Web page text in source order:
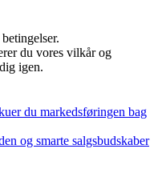
du vores vilkår og
igen.
du markedsføringen bag
og smarte salgsbudskaber